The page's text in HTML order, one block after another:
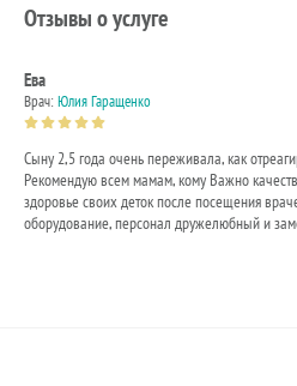
Отзывы о услуге
Ева
Врач:Юлия Гаращенко
Сыну 2,5 года очень переживала, как
Рекомендую всем мамам, кому Важно
здоровье своих деток после посещения
оборудование, персонал дружелюбный и